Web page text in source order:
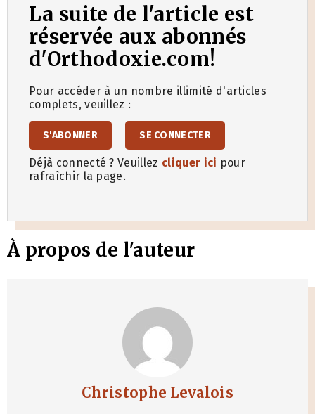
La suite de l'article est
réservée aux abonnés
d'Orthodoxie.com!
Pour accéder à un nombre illimité d'articles
complets, veuillez :
S'ABONNER SE CONNECTER
Déjà connecté ? Veuillez cliquer ici pour
rafraîchir la page.
À propos de l'auteur
Christophe Levalois